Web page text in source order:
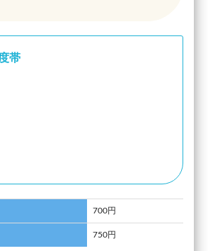
帯
700円
750円